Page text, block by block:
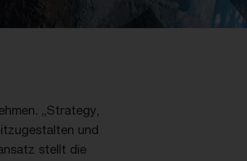
„Strategy,
und
stellt die